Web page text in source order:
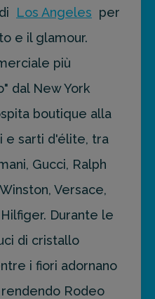
Los Angeles per
e il glamour.
più
dal New York
boutique alla
e sarti d'élite, tra
Gucci, Ralph
Versace,
Durante le
di cristallo
i fiori adornano
Rodeo